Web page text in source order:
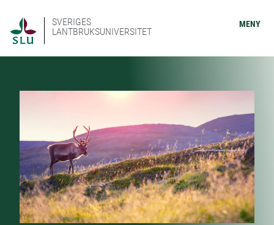
SVERIGES
LANTBRUKSUNIVERSITET
MENY